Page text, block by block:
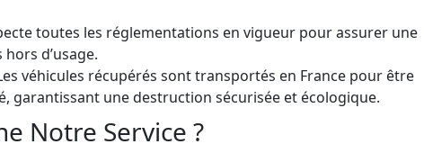
toutes les réglementations en vigueur pour assurer une
d’usage.
véhicules récupérés sont transportés en France pour être
garantissant une destruction sécurisée et écologique.
Notre Service ?